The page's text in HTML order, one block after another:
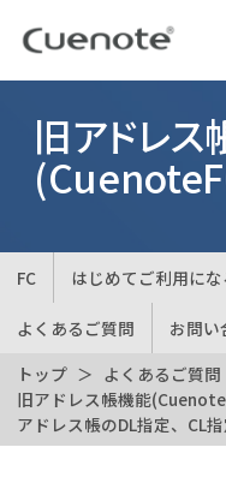
旧アドレス
FC はじめてご利用に
よくあるご質問
お問い
トップ
よくあるご質問
旧アドレス帳機能
アドレス帳のDL指定、CL